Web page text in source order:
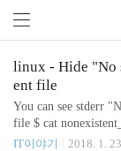
linux - Hide "No
ent file
You can see stderr
file $ cat
If you want to hide
IT이야기 2018. 1.